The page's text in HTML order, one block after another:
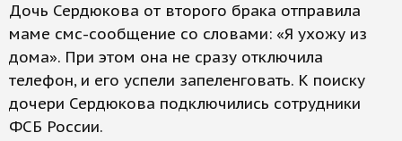
Дочь Сердюкова от второго брака отправила
маме смс-сообщение со словами: «Я ухожу из
дома». При этом она не сразу отключила
телефон, и его успели запеленговать. К поиску
дочери Сердюкова подключились сотрудники
ФСБ России.